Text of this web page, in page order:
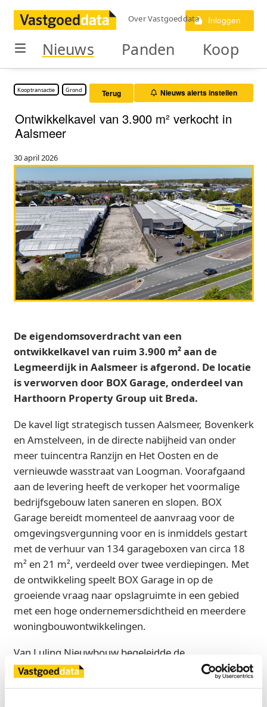
Over Vastgoeddata Inloggen
Nieuws Panden Koop
Kooptransactie Grond Terug Nieuws alerts instellen
Ontwikkelkavel van 3.900 m² verkocht in
Aalsmeer
30 april 2026
De eigendomsoverdracht van een
ontwikkelkavel van ruim 3.900 m² aan de
Legmeerdijk in Aalsmeer is afgerond. De locatie
is verworven door BOX Garage, onderdeel van
Harthoorn Property Group uit Breda.
De kavel ligt strategisch tussen Aalsmeer, Bovenkerk
en Amstelveen, in de directe nabijheid van onder
meer tuincentra Ranzijn en Het Oosten en de
vernieuwde wasstraat van Loogman. Voorafgaand
aan de levering heeft de verkoper het voormalige
bedrijfsgebouw laten saneren en slopen. BOX
Garage bereidt momenteel de aanvraag voor de
omgevingsvergunning voor en is inmiddels gestart
met de verhuur van 134 garageboxen van circa 18
m² en 21 m², verdeeld over twee verdiepingen. Met
de ontwikkeling speelt BOX Garage in op de
groeiende vraag naar opslagruimte in een gebied
met een hoge ondernemersdichtheid en meerdere
woningbouwontwikkelingen.
Van Luling Nieuwbouw begeleidde de
verkooptransactie namens verkoper.